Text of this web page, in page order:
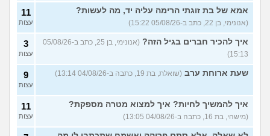
לוקח אותי לדייטים גרועים
האם להמשיך?
(נטע, בת 21)
17
עצות
עוד שאלות חדשות במדור
אמא של בת זוגתי הרימה עליה יד, מה לעשות?
(אנונימי, בן 22, כתב ב-05/08/26 15:22)
11
עצות
איך להכיר חברים בגיל הזה?
(אנונימי, בן 25, כתב ב-05/08/26
15:13)
3
עצות
שעת ארוחת ערב (שואלת, בת 19, כתבה ב-04/08/26 13:14) 9
עצות
איך להמשיך לחיות? איך למצוא מטרה מספקת?
(מישהי, בת 16, כתבה ב-04/08/26 13:05)
11
עצות